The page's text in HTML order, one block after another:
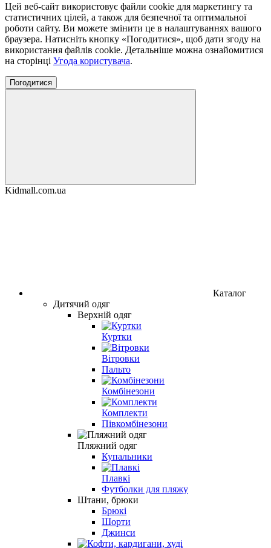
Цей веб-сайт використовує файли cookie для маркетингу та
статистичних цілей, а також для безпечної та оптимальної
роботи сайту. Ви можете змінити це в налаштуваннях вашого
браузера. Натисніть кнопку «Погодитися», щоб дати згоду на
використання файлів cookie. Детальніше можна ознайомитися
на сторінці Угода користувача.
Погодитися
Kidmall.com.ua
Каталог
Дитячий одяг
Верхній одяг
Куртки
Вітровки
Пальто
Комбінезони
Комплекти
Півкомбінезони
Пляжний одяг
Купальники
Плавкі
Футболки для пляжу
Штани, брюки
Брюкі
Шорти
Джинси